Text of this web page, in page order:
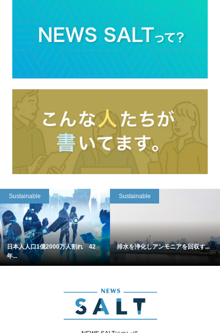
Sustainable
日本人人口1億2000万人割れ 42
年...
Sustainable
排水を浄化しアンモニアを回収す...